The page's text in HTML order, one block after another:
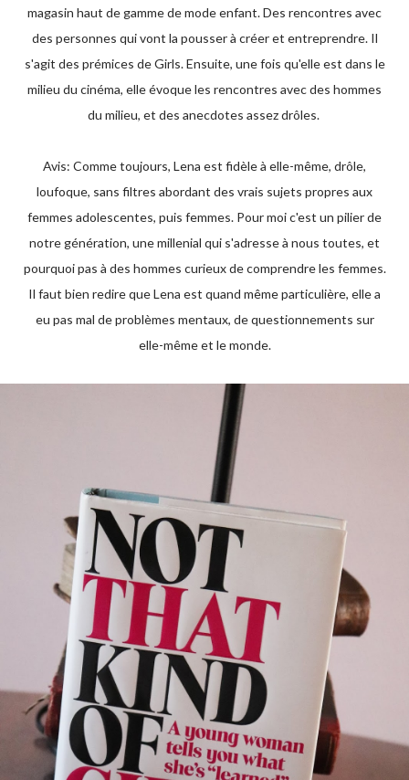
magasin haut de gamme de mode enfant. Des rencontres avec
des personnes qui vont la pousser à créer et entreprendre. Il
s'agit des prémices de Girls. Ensuite, une fois qu'elle est dans le
milieu du cinéma, elle évoque les rencontres avec des hommes
du milieu, et des anecdotes assez drôles.
Avis: Comme toujours, Lena est fidèle à elle-même, drôle,
loufoque, sans filtres abordant des vrais sujets propres aux
femmes adolescentes, puis femmes. Pour moi c'est un pilier de
notre génération, une millenial qui s'adresse à nous toutes, et
pourquoi pas à des hommes curieux de comprendre les femmes.
Il faut bien redire que Lena est quand même particulière, elle a
eu pas mal de problèmes mentaux, de questionnements sur
elle-même et le monde.